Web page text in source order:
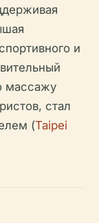
и
массажу
стал
(Taipei